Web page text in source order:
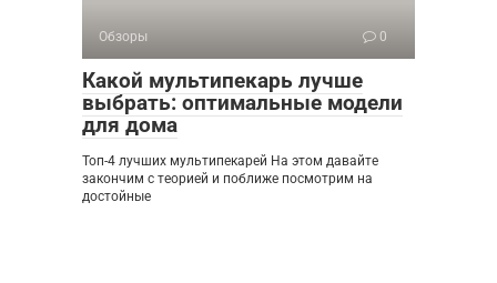
Обзоры 0
Какой мультипекарь лучше
выбрать: оптимальные модели
для дома
Топ-4 лучших мультипекарей На этом давайте
закончим с теорией и поближе посмотрим на
достойные